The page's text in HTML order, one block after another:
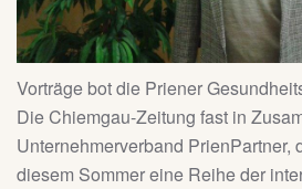
Vorträge bot die Priener
Die Chiemgau-Zeitung fast in
Unternehmerverband PrienPartner,
diesem Sommer eine Reihe der